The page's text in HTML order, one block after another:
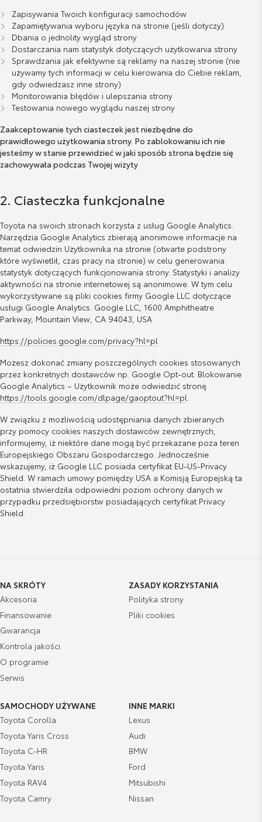
Zapisywania Twoich konfiguracji samochodów
Zapamiętywania wyboru języka na stronie (jeśli dotyczy)
Dbania o jednolity wygląd strony
Dostarczania nam statystyk dotyczących użytkowania strony
Sprawdzania jak efektywne są reklamy na naszej stronie (nie
używamy tych informacji w celu kierowania do Ciebie reklam,
gdy odwiedzasz inne strony)
Monitorowania błędów i ulepszania strony
Testowania nowego wyglądu naszej strony
Zaakceptowanie tych ciasteczek jest niezbędne do
prawidłowego użytkowania strony. Po zablokowaniu ich nie
jesteśmy w stanie przewidzieć w jaki sposób strona będzie się
zachowywała podczas Twojej wizyty
2. Ciasteczka funkcjonalne
Toyota na swoich stronach korzysta z usług Google Analytics.
Narzędzia Google Analytics zbierają anonimowe informacje na
temat odwiedzin Użytkownika na stronie (otwarte podstrony
które wyświetlił, czas pracy na stronie) w celu generowania
statystyk dotyczących funkcjonowania strony. Statystyki i analizy
aktywności na stronie internetowej są anonimowe. W tym celu
wykorzystywane są pliki cookies firmy Google LLC dotyczące
usługi Google Analytics. Google LLC, 1600 Amphitheatre
Parkway, Mountain View, CA 94043, USA
https://policies.google.com/privacy?hl=pl
Możesz dokonać zmiany poszczególnych cookies stosowanych
przez konkretnych dostawców np. Google Opt-out. Blokowanie
Google Analytics – Użytkownik może odwiedzić stronę
https://tools.google.com/dlpage/gaoptout?hl=pl.
W związku z możliwością udostępniania danych zbieranych
przy pomocy cookies naszych dostawców zewnętrznych,
informujemy, iż niektóre dane mogą być przekazane poza teren
Europejskiego Obszaru Gospodarczego. Jednocześnie
wskazujemy, iż Google LLC posiada certyfikat EU-US-Privacy
Shield. W ramach umowy pomiędzy USA a Komisją Europejską ta
ostatnia stwierdziła odpowiedni poziom ochrony danych w
przypadku przedsiębiorstw posiadających certyfikat Privacy
Shield.
NA SKRÓTY
Akcesoria
Finansowanie
Gwarancja
Kontrola jakości
O programie
Serwis
ZASADY KORZYSTANIA
Polityka strony
Pliki cookies
SAMOCHODY UŻYWANE
Toyota Corolla
Toyota Yaris Cross
Toyota C-HR
Toyota Yaris
Toyota RAV4
Toyota Camry
INNE MARKI
Lexus
Audi
BMW
Ford
Mitsubishi
Nissan